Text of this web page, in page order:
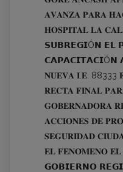
𝐀𝐕𝐀𝐍𝐙𝐀 𝐏𝐀𝐑𝐀
𝐇𝐎𝐒𝐏𝐈𝐓𝐀𝐋 𝐋𝐀
𝗦𝗨𝗕𝗥𝗘𝗚𝗜Ó𝗡 𝗘𝗟
𝗖𝗔𝗣𝗔𝗖𝗜𝗧𝗔𝗖𝗜Ó𝗡
𝐍𝐔𝐄𝐕𝐀 𝐈.𝐄. 88333
𝐑𝐄𝐂𝐓𝐀 𝐅𝐈𝐍𝐀𝐋
𝐆𝐎𝐁𝐄𝐑𝐍𝐀𝐃𝐎𝐑𝐀
𝐀𝐂𝐂𝐈𝐎𝐍𝐄𝐒 𝐃𝐄
𝐒𝐄𝐆𝐔𝐑𝐈𝐃𝐀𝐃
𝐄𝐋 𝐅𝐄𝐍𝐎́𝐌𝐄𝐍𝐎 𝐄𝐋
𝗚𝗢𝗕𝗜𝗘𝗥𝗡𝗢